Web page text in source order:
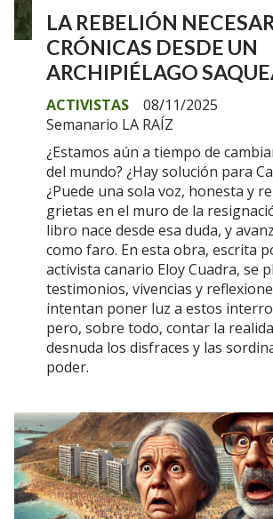
LA REBELIÓN
CRÓNICAS DESDE UN
ARCHIPIÉLAGO
Semanario LA RAÍZ
ACTIVISTAS 08/11/2025
¿Estamos aún a tiempo de
del mundo? ¿Hay solución para
¿Puede una sola voz, honesta y
grietas en el muro de la
libro nace desde esa duda, y
como faro. En esta obra, escrita
activista canario Eloy Cuadra, se
testimonios, vivencias y
intentan poner luz a estos
pero, sobre todo, contar la
desnuda los disfraces y las
poder.